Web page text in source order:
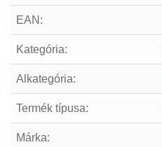
EAN:
Kategória:
Alkategória:
Termék típusa:
Márka: